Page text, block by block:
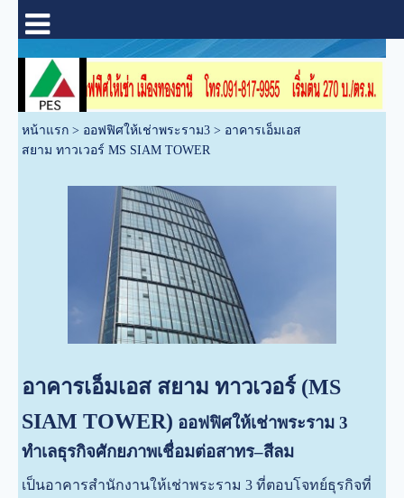
หน้าแรก > ออฟฟิศให้เช่าพระราม3 > อาคารเอ็มเอส
สยาม ทาวเวอร์ MS SIAM TOWER
อาคารเอ็มเอส สยาม ทาวเวอร์ (MS
SIAM TOWER) ออฟฟิศให้เช่าพระราม 3
ทำเลธุรกิจศักยภาพเชื่อมต่อสาทร–สีลม
เป็นอาคารสำนักงานให้เช่าพระราม 3 ที่ตอบโจทย์ธุรกิจที่